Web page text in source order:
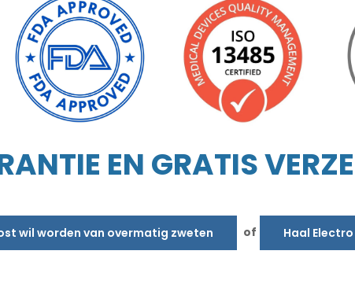
EN GRATIS
wil worden van overmatig zweten of Haal